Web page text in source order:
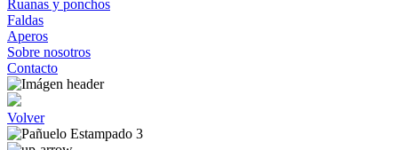
Ruanas y ponchos
Faldas
Aperos
Sobre nosotros
Contacto
Volver